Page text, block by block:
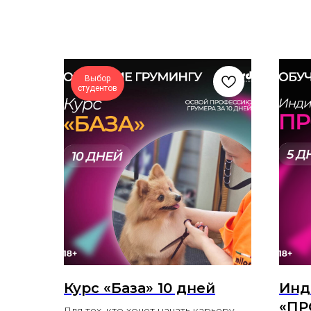
Выбор
студентов
Курс «База» 10 дней